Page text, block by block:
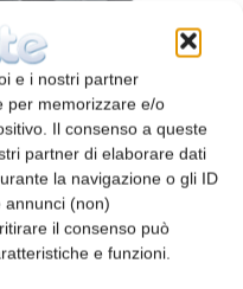
e i nostri partner
per memorizzare e/o
Il consenso a queste
partner di elaborare dati
la navigazione o gli ID
annunci (non)
il consenso può
e funzioni.